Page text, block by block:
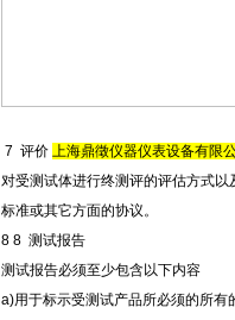
7 评价 上海鼎徵仪器仪表设备有限
对受测试体进行终测评的评估方式
标准或其它方面的协议。
8 8 测试报告
测试报告必须至少包含以下内容
a)用于标示受测试产品所必须的所